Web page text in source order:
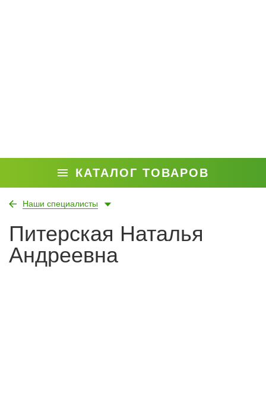
КАТАЛОГ ТОВАРОВ
Наши специалисты
Питерская Наталья
Андреевна